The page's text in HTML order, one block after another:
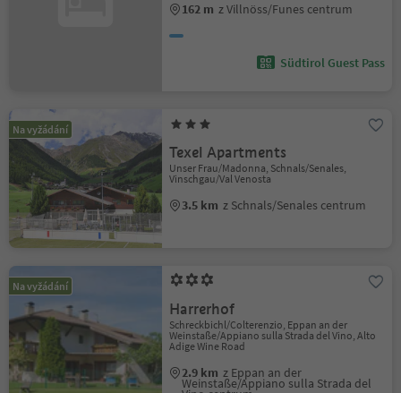
162 m z Villnöss/Funes centrum
Südtirol Guest Pass
Na vyžádání
Texel Apartments
Unser Frau/Madonna, Schnals/Senales,
Vinschgau/Val Venosta
3.5 km z Schnals/Senales centrum
Na vyžádání
Harrerhof
Schreckbichl/Colterenzio, Eppan an der
Weinstaße/Appiano sulla Strada del Vino, Alto
Adige Wine Road
2.9 km z Eppan an der
Weinstaße/Appiano sulla Strada del